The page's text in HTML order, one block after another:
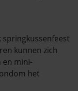
kunnen zich
en mini-
het